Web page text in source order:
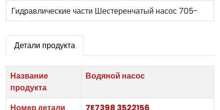
насос рулевого механизма шестеренный насос для
1/W40-2
Гидравлические части Шестеренчатый насос 705-
Детали продукта
Название
продукта
Водяной насос